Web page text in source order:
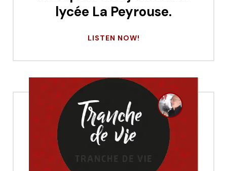
lycée La Peyrouse.
LISTEN NOW!